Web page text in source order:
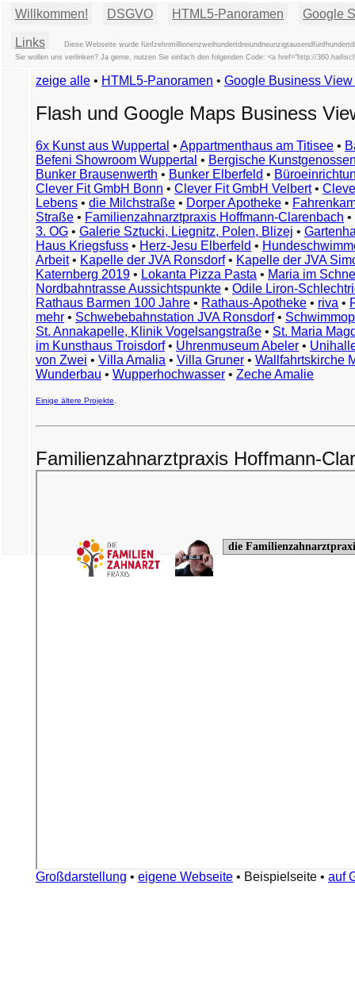
Willkommen! DSGVO HTML5-Panoramen Google
Links
Diese Webseite wurde
Sie wollen uns verlinken? Ja gerne, nutzen Sie einfach den folgenden Code: <a href="http://
zeige alle • HTML5-Panoramen • Google Business
Flash und Google Maps Business
6x Kunst aus Wuppertal • Appartmenthaus am Titisee •
Befeni Showroom Wuppertal • Bergische
Bunker Brausenwerth • Bunker Elberfeld •
Clever Fit GmbH Bonn • Clever Fit GmbH Velbert•
Lebens • die Milchstraße • Dorper Apotheke •
Straße • Familienzahnarztpraxis Hoffmann-Clarenbach •
3. OG • Galerie Sztucki, Liegnitz, Polen, Blizej •
Haus Kriegsfuss • Herz-Jesu Elberfeld •
Arbeit• Kapelle der JVA Ronsdorf• Kapelle der JVA
Katernberg 2019 • Lokanta Pizza Pasta • Maria im
Nordbahntrasse Aussichtspunkte • Odile Liron-
Rathaus Barmen 100 Jahre • Rathaus-Apotheke • riva •
mehr • Schwebebahnstation JVA Ronsdorf•
St. Annakapelle, Klinik Vogelsangstraße • St. Maria
im Kunsthaus Troisdorf• Uhrenmuseum Abeler •
von Zwei • Villa Amalia • Villa Gruner • Wallfahrtskirche
Wunderbau • Wupperhochwasser • Zeche Amalie
Einige ältere Projekte
Familienzahnarztpraxis Hoffmann-
Großdarstellung • eigene Webseite • Beispielseite • auf